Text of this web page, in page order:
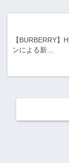
【BURBERRY】
ンによる新…